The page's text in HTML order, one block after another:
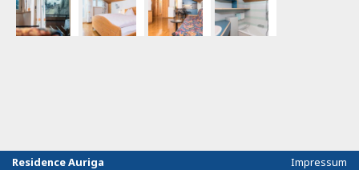
Residence Auriga
Impressum